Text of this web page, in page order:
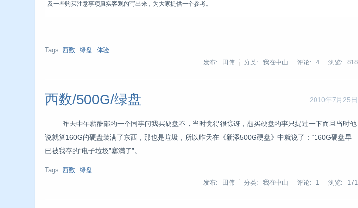
及一些购买注意事项真实客观的写出来，为大家提供一个参考。
Tags: 西数 绿盘
体验
发布: 田伟
分类: 我在中山 评论: 4 浏览: 818
2010年7月25日
西数/500G/绿盘
昨天中午薪酬部的一个同事问我买硬盘不，当时觉得很惊讶，想买硬盘的事只提过一下而且当时他
说就算160G的硬盘装满了东西，那也是垃圾，所以昨天在《新添500G硬盘》中就说了：“160G硬盘早
已被我存的“电子垃圾”塞满了”。
Tags: 西数
绿盘
发布: 田伟
分类: 我在中山 评论: 1 浏览: 171